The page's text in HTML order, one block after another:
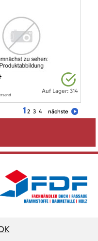
Auf Lager: 314
1 2 3 4 nächste